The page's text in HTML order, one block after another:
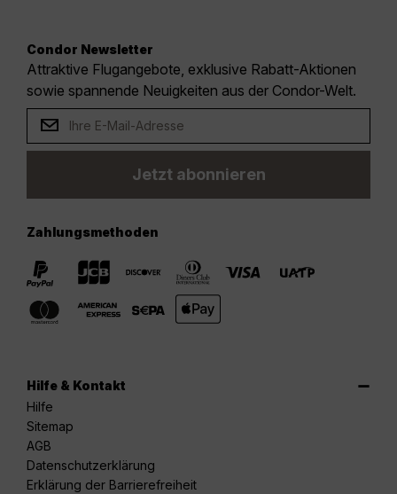
Condor Newsletter
Attraktive Flugangebote, exklusive Rabatt-Aktionen
sowie spannende Neuigkeiten aus der Condor-Welt.
Jetzt abonnieren
Zahlungsmethoden
Hilfe & Kontakt
Hilfe
Sitemap
AGB
Datenschutzerklärung
Erklärung der Barrierefreiheit